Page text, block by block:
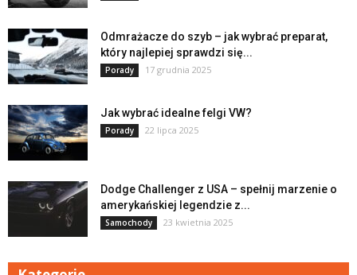
Odmrażacze do szyb – jak wybrać preparat,
który najlepiej sprawdzi się...
Porady 17 grudnia 2025
Jak wybrać idealne felgi VW?
Porady 22 lipca 2025
Dodge Challenger z USA – spełnij marzenie o
amerykańskiej legendzie z...
Samochody 23 kwietnia 2025